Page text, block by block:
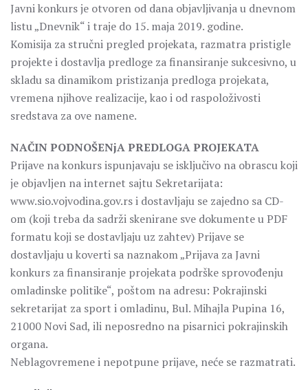
Javni konkurs je otvoren od dana objavljivanja u dnevnom
listu „Dnevnik“ i traje do 15. maja 2019. godine.
Komisija za stručni pregled projekata, razmatra pristigle
projekte i dostavlja predloge za finansiranje sukcesivno, u
skladu sa dinamikom pristizanja predloga projekata,
vremena njihove realizacije, kao i od raspoloživosti
sredstava za ove namene.
NAČIN PODNOŠENjA PREDLOGA PROJEKATA
Prijave na konkurs ispunjavaju se isključivo na obrascu koji
je objavljen na internet sajtu Sekretarijata:
www.sio.vojvodina.gov.rs i dostavljaju se zajedno sa CD-
om (koji treba da sadrži skenirane sve dokumente u PDF
formatu koji se dostavljaju uz zahtev) Prijave se
dostavljaju u koverti sa naznakom „Prijava za Javni
konkurs za finansiranje projekata podrške sprovođenju
omladinske politike“, poštom na adresu: Pokrajinski
sekretarijat za sport i omladinu, Bul. Mihajla Pupina 16,
21000 Novi Sad, ili neposredno na pisarnici pokrajinskih
organa.
Neblagovremene i nepotpune prijave, neće se razmatrati.